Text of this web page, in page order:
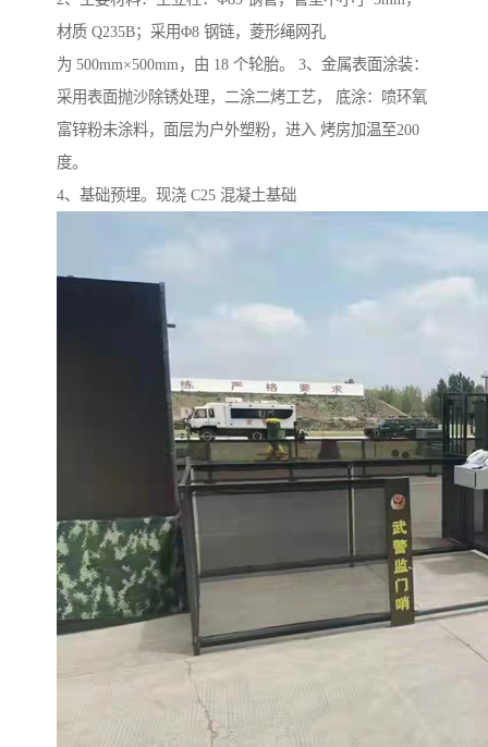
材质 Q235B；采用Φ8 钢链，菱形绳网孔
为 500mm×500mm，由 18 个轮胎。 3、金属表面涂装：
采用表面抛沙除锈处理，二涂二烤工艺， 底涂：喷环氧
富锌粉未涂料，面层为户外塑粉，进入 烤房加温至200
度。
4、基础预埋。现浇 C25 混凝土基础